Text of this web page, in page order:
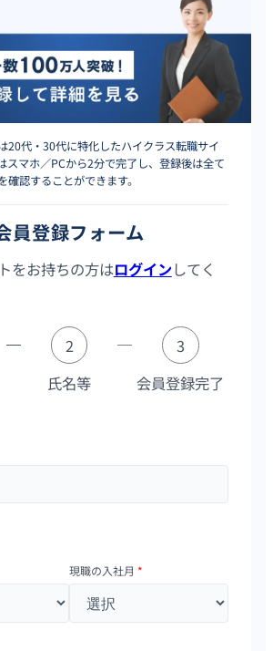
20代・30代に特化したハイクラス転職サイ
スマホ／PCから2分で完了し、登録後は全て
確認することができます。
員登録フォーム
をお持ちの方はログインしてく
2
氏名等
3
会員登録完了
現職の入社月 *